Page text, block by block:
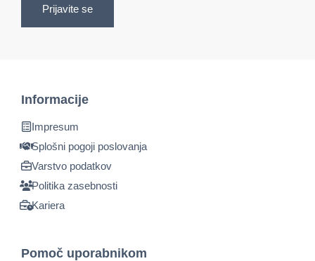
Prijavite se
Informacije
Impresum
Splošni pogoji poslovanja
Varstvo podatkov
Politika zasebnosti
Kariera
Pomoč uporabnikom